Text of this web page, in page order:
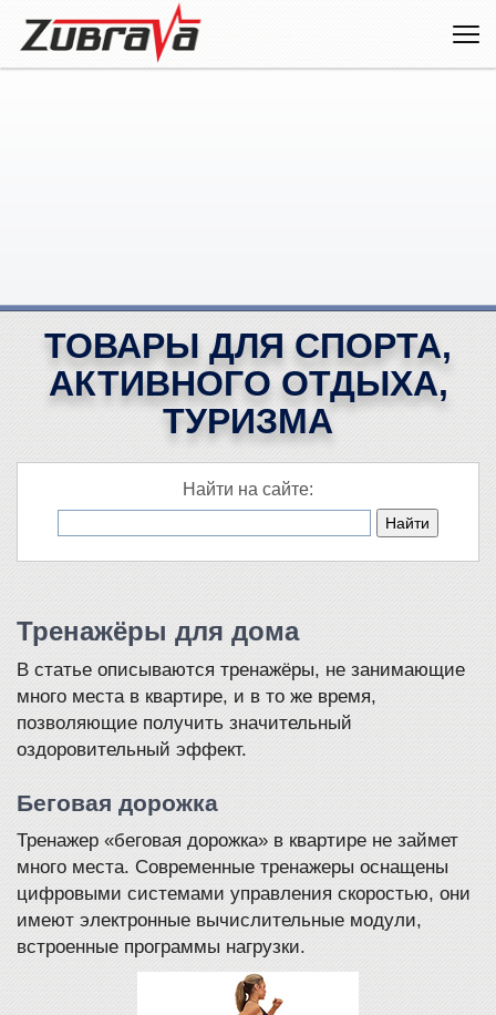
ТОВАРЫ ДЛЯ СПОРТА,
АКТИВНОГО ОТДЫХА,
ТУРИЗМА
Найти на сайте:
Тренажёры для дома
В статье описываются тренажёры, не занимающие
много места в квартире, и в то же время,
позволяющие получить значительный
оздоровительный эффект.
Беговая дорожка
Тренажер «беговая дорожка» в квартире не займет
много места. Современные тренажеры оснащены
цифровыми системами управления скоростью, они
имеют электронные вычислительные модули,
встроенные программы нагрузки.